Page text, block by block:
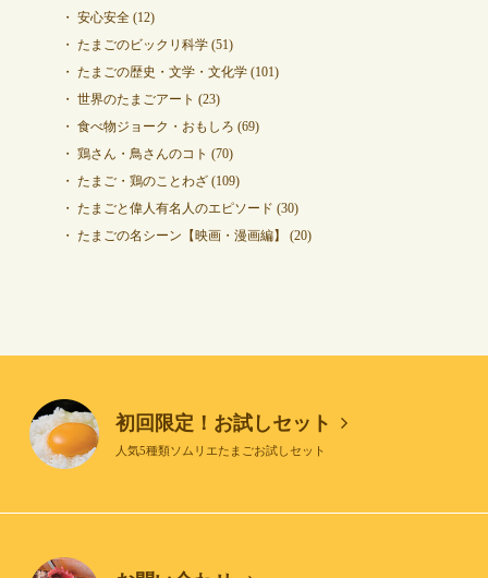
安心安全(12)
たまごのビックリ科学(51)
たまごの歴史・文学・文化学(101)
世界のたまごアート (23)
食べ物ジョーク・おもしろ (69)
鶏さん・鳥さんのコト (70)
たまご・鶏のことわざ(109)
たまごと偉人有名人のエピソード (30)
たまごの名シーン【映画・漫画編】
(20)
初回限定！お試しセット
人気5種類ソムリエたまごお試しセット